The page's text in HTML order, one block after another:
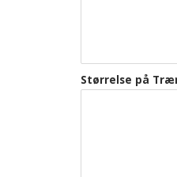
Størrelse på